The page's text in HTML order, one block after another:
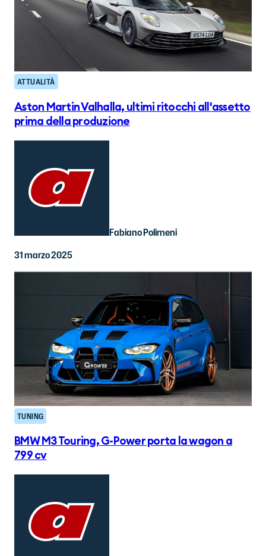
ATTUALITÀ
Aston Martin Valhalla, ultimi ritocchi all'assetto
prima della produzione
Fabiano Polimeni
31 marzo 2025
TUNING
BMW M3 Touring, G-Power porta la wagon a
799 cv